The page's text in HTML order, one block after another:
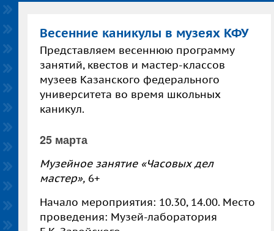
Весенние каникулы в музеях КФУ
Представляем весеннюю программу
занятий, квестов и мастер-классов
музеев Казанского федерального
университета во время школьных
каникул.
25 марта
Музейное занятие «Часовых дел
мастер», 6+
Начало мероприятия: 10.30, 14.00. Место
проведения: Музей-лаборатория